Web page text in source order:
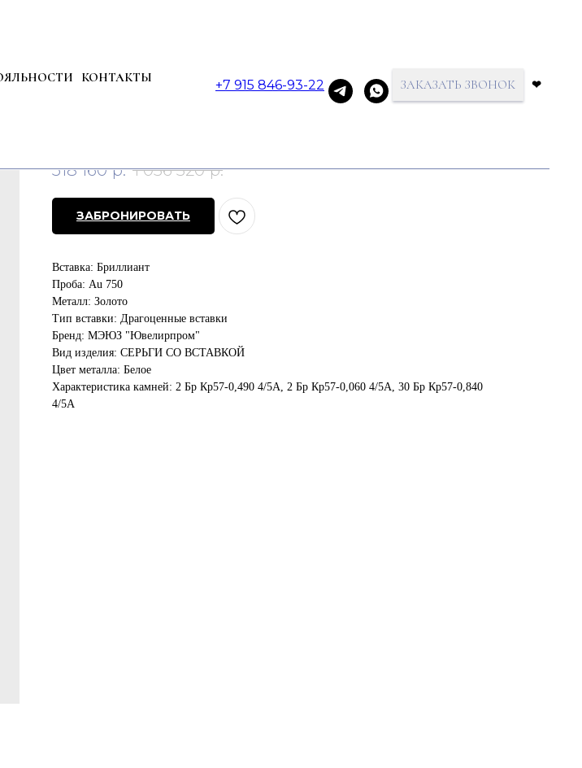
КОНТАКТЫ
+7 915 846-93-22 ЗАКАЗАТЬ ЗВОНОК ❤
518 160 р. 1 036 320 р.
ЗАБРОНИРОВАТЬ
Вставка: Бриллиант
Проба: Au 750
Металл: Золото
Тип вставки: Драгоценные вставки
Бренд: МЭЮЗ "Ювелирпром"
Вид изделия: СЕРЬГИ СО ВСТАВКОЙ
Цвет металла: Белое
Характеристика камней: 2 Бр Кp57-0,490 4/5А, 2 Бр Кp57-0,060 4/5А, 30 Бр Кp57-0,840
4/5А